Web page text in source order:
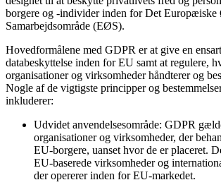
borgere og -individer inden for Det
Samarbejdsområde (EØS).
Hovedformålene med GDPR er at give en
databeskyttelse inden for EU samt at regulere,
organisationer og virksomheder håndterer og
Nogle af de vigtigste principper og
inkluderer:
Udvidet anvendelsesområde: GDPR
organisationer og virksomheder, der
EU-borgere, uanset hvor de er placeret.
EU-baserede virksomheder og
der opererer inden for EU-markedet.